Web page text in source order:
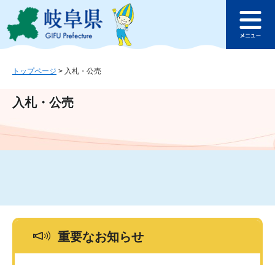
ジ
ュ
文
このページの本文へ
ュ
トップページ > 入札・公売
入札・公売
重要なお知らせ